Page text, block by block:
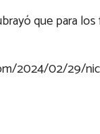
que para
2024/02/29/